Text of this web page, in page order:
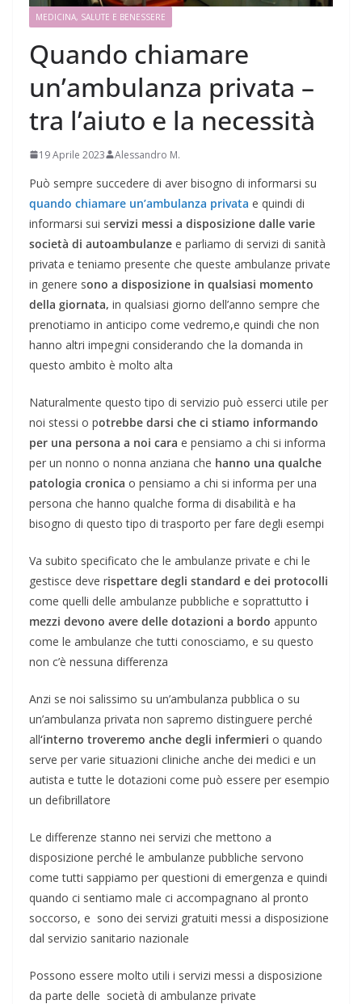
MEDICINA, SALUTE E BENESSERE
Quando chiamare
un’ambulanza privata –
tra l’aiuto e la necessità
19 Aprile 2023 Alessandro M.
Può sempre succedere di aver bisogno di informarsi su
quando chiamare un’ambulanza privata e quindi di
informarsi sui servizi messi a disposizione dalle varie
società di autoambulanze e parliamo di servizi di sanità
privata e teniamo presente che queste ambulanze private
in genere sono a disposizione in qualsiasi momento
della giornata, in qualsiasi giorno dell’anno sempre che
prenotiamo in anticipo come vedremo,e quindi che non
hanno altri impegni considerando che la domanda in
questo ambito è molto alta
Naturalmente questo tipo di servizio può esserci utile per
noi stessi o potrebbe darsi che ci stiamo informando
per una persona a noi cara e pensiamo a chi si informa
per un nonno o nonna anziana che hanno una qualche
patologia cronica o pensiamo a chi si informa per una
persona che hanno qualche forma di disabilità e ha
bisogno di questo tipo di trasporto per fare degli esempi
Va subito specificato che le ambulanze private e chi le
gestisce deve rispettare degli standard e dei protocolli
come quelli delle ambulanze pubbliche e soprattutto i
mezzi devono avere delle dotazioni a bordo appunto
come le ambulanze che tutti conosciamo, e su questo
non c’è nessuna differenza
Anzi se noi salissimo su un’ambulanza pubblica o su
un’ambulanza privata non sapremo distinguere perché
all‘interno troveremo anche degli infermieri o quando
serve per varie situazioni cliniche anche dei medici e un
autista e tutte le dotazioni come può essere per esempio
un defibrillatore
Le differenze stanno nei servizi che mettono a
disposizione perché le ambulanze pubbliche servono
come tutti sappiamo per questioni di emergenza e quindi
quando ci sentiamo male ci accompagnano al pronto
soccorso, e sono dei servizi gratuiti messi a disposizione
dal servizio sanitario nazionale
Possono essere molto utili i servizi messi a disposizione
da parte delle società di ambulanze private